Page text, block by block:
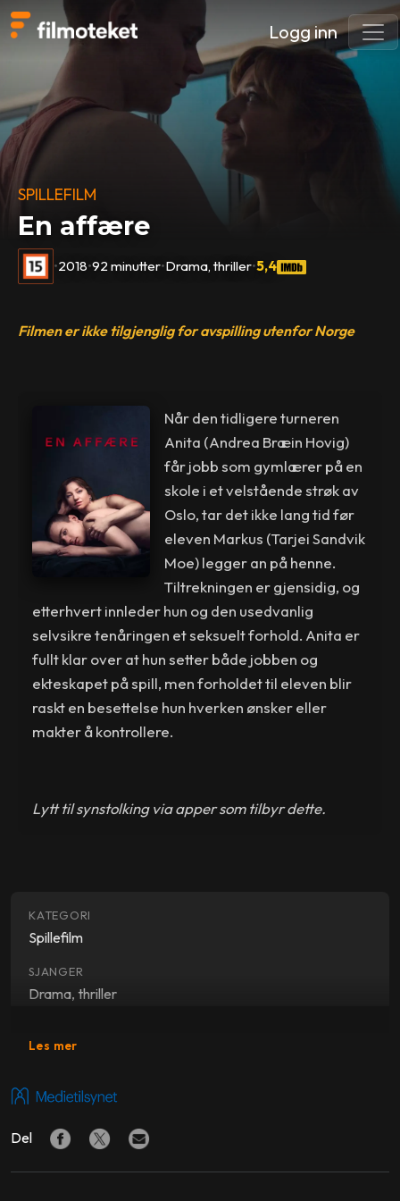
Logg inn
SPILLEFILM
En affære
•2018•92 minutter•Drama, thriller•5,4
Filmen er ikke tilgjenglig for avspilling utenfor Norge
Når den tidligere turneren
Anita (Andrea Bræin Hovig)
får jobb som gymlærer på en
skole i et velstående strøk av
Oslo, tar det ikke lang tid før
eleven Markus (Tarjei Sandvik
Moe) legger an på henne.
Tiltrekningen er gjensidig, og
etterhvert innleder hun og den usedvanlig
selvsikre tenåringen et seksuelt forhold. Anita er
fullt klar over at hun setter både jobben og
ekteskapet på spill, men forholdet til eleven blir
raskt en besettelse hun hverken ønsker eller
makter å kontrollere.
Lytt til synstolking via apper som tilbyr dette.
KATEGORI
Spillefilm
SJANGER
Drama, thriller
Andrea Bræin Hovig
Mattis Herman Nyquist
REGI
Les mer
Del